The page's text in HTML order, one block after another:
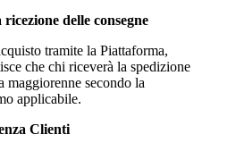
delle consegne
tramite la Piattaforma,
che chi riceverà la spedizione
maggiorenne secondo la
applicabile.
Clienti